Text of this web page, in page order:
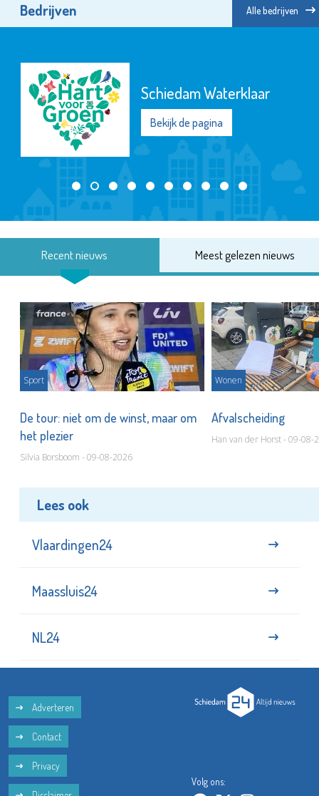
Bedrijven Alle bedrijven
Schiedam Waterklaar
Bekijk de pagina
Recent nieuws Meest gelezen nieuws
Sport
De tour: niet om de winst, maar om
het plezier
Silvia Borsboom - 09-08-2026
Wonen
Afvalscheiding
Han van der Horst - 09-08-
Lees ook
Vlaardingen24
Maassluis24
NL24
Adverteren
Contact
Privacy
Volg ons: